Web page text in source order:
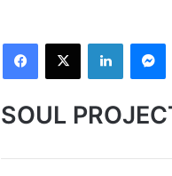
Facebook
X Linkedin
SOUL